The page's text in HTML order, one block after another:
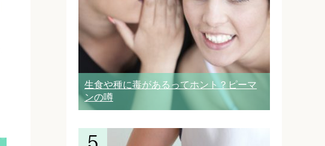
生食や種に毒があるってホント？ピーマ
ンの噂